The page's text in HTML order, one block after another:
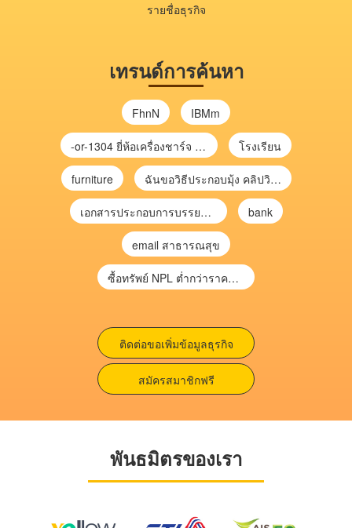
รายชื่อธุรกิจ
เทรนด์การค้นหา
FhnN IBMm
-or-1304 ยี่ห้อเครื่องชาร์จ chargecore โรงเรียน
furniture ฉันขอวิธีประกอบมุ้ง คลิปวิดีโอ การประกอบมุ้ง
เอกสารประกอบการบรรยาย การประเมินความเสี่ยงเพื่อวางแผนการตรวจสอบ \ bank
email สาธารณสุข
ซื้อทรัพย์ NPL ต่ำกว่าราคาตลาด 30-70% แบบไม่ต้องไปประมูล”
ติดต่อขอเพิ่มข้อมูลธุรกิจ
สมัครสมาชิกฟรี
พันธมิตรของเรา